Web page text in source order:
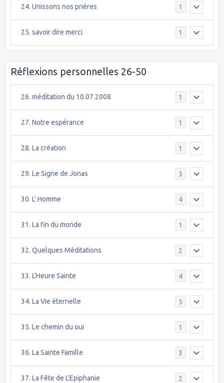
24. Unissons nos prières 1
25. savoir dire merci 1
Réflexions personnelles 26-50
26. méditation du 10.07.2008 1
27. Notre espérance 1
28. La création 1
29. Le Signe de Jonas 3
30. L' Homme 4
31. La fin du monde 1
32. Quelques Méditations 2
33. L'Heure Sainte 4
34. La Vie éternelle 5
35. Le chemin du oui 1
36. La Sainte Famille 3
37. La Fête de L'Epiphanie 2